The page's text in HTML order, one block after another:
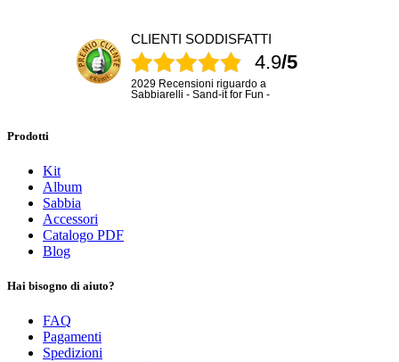
CLIENTI SODDISFATTI
4.9/5
2029 Recensioni riguardo a
Sabbiarelli - Sand-it for Fun -
Prodotti
Kit
Album
Sabbia
Accessori
Catalogo PDF
Blog
Hai bisogno di aiuto?
FAQ
Pagamenti
Spedizioni